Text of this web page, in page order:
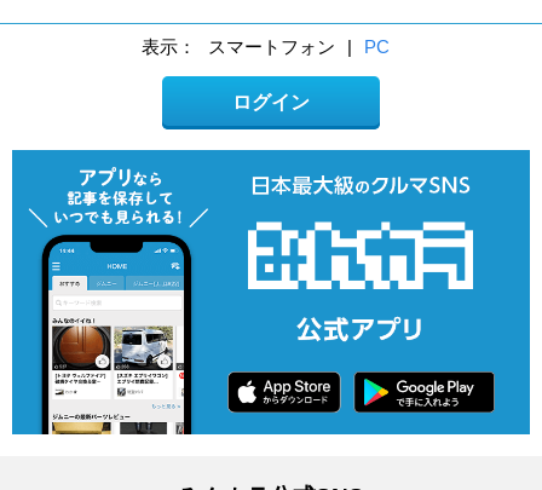
表示： スマートフォン | PC
ログイン